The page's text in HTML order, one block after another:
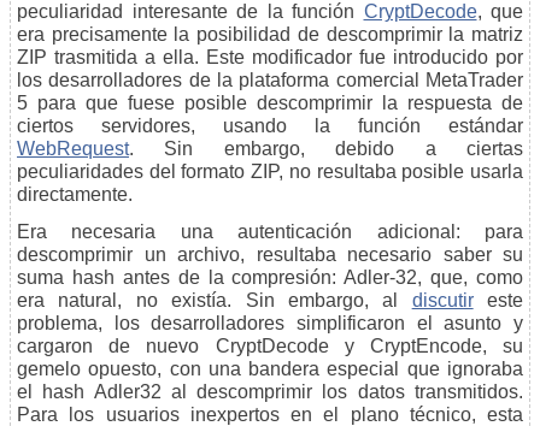
peculiaridad interesante de la función CryptDecode, que
era precisamente la posibilidad de descomprimir la matriz
ZIP trasmitida a ella. Este modificador fue introducido por
los desarrolladores de la plataforma comercial MetaTrader
5 para que fuese posible descomprimir la respuesta de
ciertos servidores, usando la función estándar
WebRequest. Sin embargo, debido a ciertas
peculiaridades del formato ZIP, no resultaba posible usarla
directamente.
Era necesaria una autenticación adicional: para
descomprimir un archivo, resultaba necesario saber su
suma hash antes de la compresión: Adler-32, que, como
era natural, no existía. Sin embargo, al discutireste
problema, los desarrolladores simplificaron el asunto y
cargaron de nuevo CryptDecode y CryptEncode, su
gemelo opuesto, con una bandera especial que ignoraba
el hash Adler32 al descomprimir los datos transmitidos.
Para los usuarios inexpertos en el plano técnico, esta